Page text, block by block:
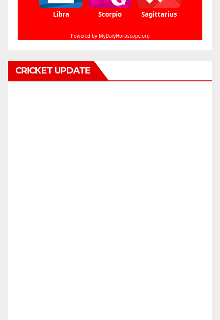
CRICKET UPDATE